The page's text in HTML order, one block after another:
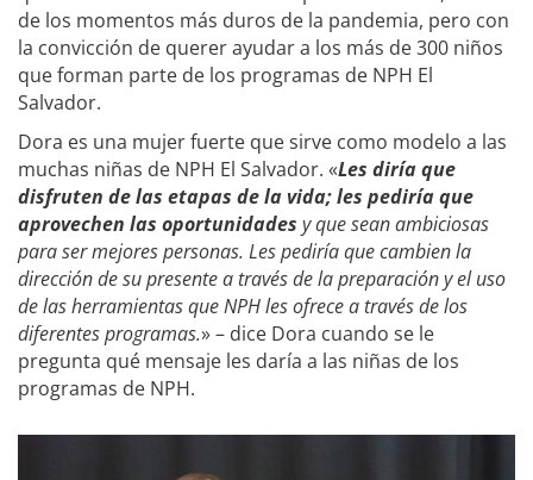
de los momentos más duros de la pandemia, pero con
la convicción de querer ayudar a los más de 300 niños
que forman parte de los programas de NPH El
Salvador.
Dora es una mujer fuerte que sirve como modelo a las
muchas niñas de NPH El Salvador. «Les diría que
disfruten de las etapas de la vida; les pediría que
aprovechen las oportunidades y que sean ambiciosas
para ser mejores personas. Les pediría que cambien la
dirección de su presente a través de la preparación y el uso
de las herramientas que NPH les ofrece a través de los
diferentes programas.» – dice Dora cuando se le
pregunta qué mensaje les daría a las niñas de los
programas de NPH.